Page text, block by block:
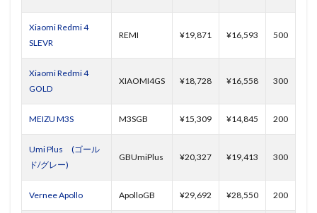
Xiaomi Redmi 4
SLEVR
REMI ¥19,871 ¥16,593 500
Xiaomi Redmi 4
GOLD
XIAOMI4GS ¥18,728 ¥16,558 300
MEIZU M3S M3SGB ¥15,309 ¥14,845 200
Umi Plus (ゴール
ド/グレー)
GBUmiPlus ¥20,327 ¥19,413 300
Vernee Apollo ApolloGB ¥29,692 ¥28,550 200